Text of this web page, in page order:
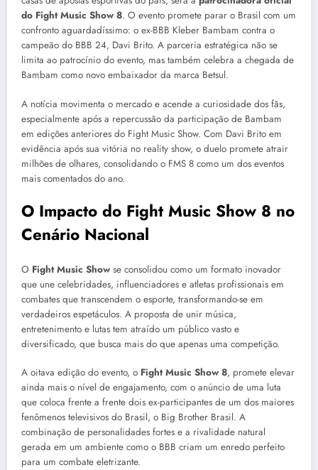
do Fight Music Show 8. O evento promete parar o Brasil com um
confronto aguardadíssimo: o ex-BBB Kleber Bambam contra o
campeão do BBB 24, Davi Brito. A parceria estratégica não se
limita ao patrocínio do evento, mas também celebra a chegada de
Bambam como novo embaixador da marca Betsul.
A notícia movimenta o mercado e acende a curiosidade dos fãs,
especialmente após a repercussão da participação de Bambam
em edições anteriores do Fight Music Show. Com Davi Brito em
evidência após sua vitória no reality show, o duelo promete atrair
milhões de olhares, consolidando o FMS 8 como um dos eventos
mais comentados do ano.
O Impacto do Fight Music Show 8 no
Cenário Nacional
O Fight Music Show se consolidou como um formato inovador
que une celebridades, influenciadores e atletas profissionais em
combates que transcendem o esporte, transformando-se em
verdadeiros espetáculos. A proposta de unir música,
entretenimento e lutas tem atraído um público vasto e
diversificado, que busca mais do que apenas uma competição.
A oitava edição do evento, o Fight Music Show 8, promete elevar
ainda mais o nível de engajamento, com o anúncio de uma luta
que coloca frente a frente dois ex-participantes de um dos maiores
fenômenos televisivos do Brasil, o Big Brother Brasil. A
combinação de personalidades fortes e a rivalidade natural
gerada em um ambiente como o BBB criam um enredo perfeito
para um combate eletrizante.